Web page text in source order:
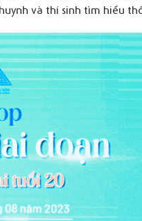
và thí sinh tìm hiểu